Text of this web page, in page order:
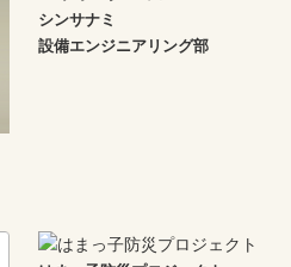
シンサナミ
設備エンジニアリング部